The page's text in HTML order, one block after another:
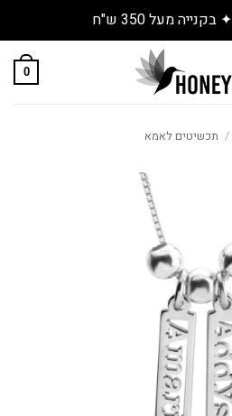
✦ בקנייה מעל 350 ש"ח
0
/ תכשיטים לאמא